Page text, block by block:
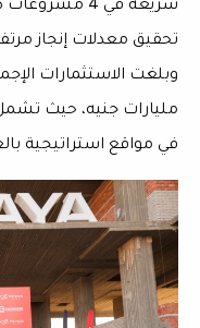
سريعة في 4 مشروعات ضخمة بالعاصمة الإدارية الجديدة
تحقيق معدلات إنجاز
وبلغت الاستثمارات
مليارات جنيه، حيث
في مواقع استراتيجية